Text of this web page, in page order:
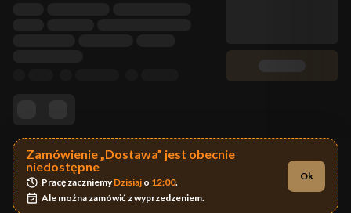
Zamówienie „Dostawa” jest obecnie
niedostępne
Pracę zaczniemy Dzisiaj o 12:00.
Ale można zamówić z wyprzedzeniem.
Ok